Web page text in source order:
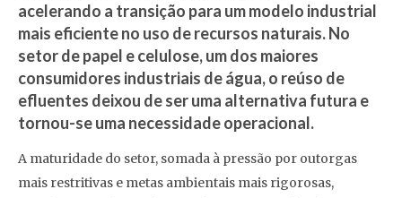
acelerando a transição para um modelo industrial
mais eficiente no uso de recursos naturais. No
setor de papel e celulose, um dos maiores
consumidores industriais de água, o reúso de
efluentes deixou de ser uma alternativa futura e
tornou-se uma necessidade operacional.
A maturidade do setor, somada à pressão por outorgas
mais restritivas e metas ambientais mais rigorosas,